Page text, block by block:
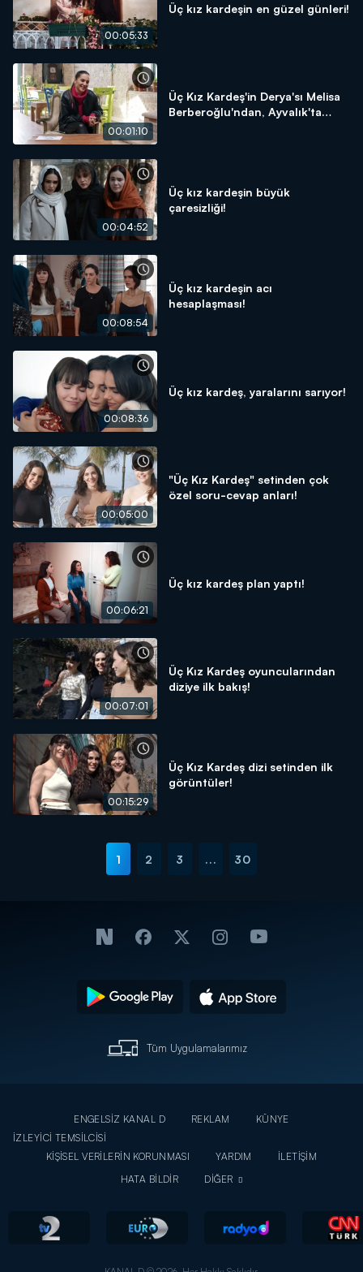
00:05:33
Üç kız kardeşin en güzel günleri!
00:01:10
Üç Kız Kardeş'in Derya'sı Melisa
Berberoğlu'ndan, Ayvalık'ta
00:04:52
Üç kız kardeşin büyük
çaresizliği!
00:08:54
Üç kız kardeşin acı
hesaplaşması!
00:08:36
Üç kız kardeş, yaralarını sarıyor!
00:05:00
"Üç Kız Kardeş" setinden çok
özel soru-cevap anları!
00:06:21
Üç kız kardeş plan yaptı!
00:07:01
Üç Kız Kardeş oyuncularından
diziye ilk bakış!
00:15:29
Üç Kız Kardeş dizi setinden ilk
görüntüler!
1 2 3 ... 30
Tüm Uygulamalarımız
ENGELSİZ KANAL D REKLAM
KÜNYE
İZLEYİCİ TEMSİLCİSİ
KİŞİSEL VERİLERİN KORUNMASI
YARDIM
İLETİŞİM
HATA BİLDİR
DİĞER